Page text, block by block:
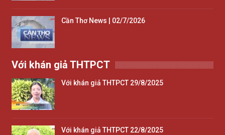
Cần Thơ News | 02/7/2026
Với khán giả THTPCT
Với khán giả THTPCT 29/8/2025
Với khán giả THTPCT 22/8/2025